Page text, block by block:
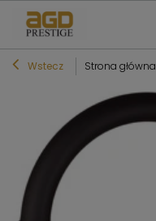
Wstecz Strona główna